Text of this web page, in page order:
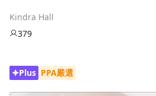
Kindra Hall
379
Plus PPA嚴選